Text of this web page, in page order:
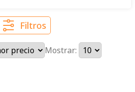
Filtros
Mostrar: